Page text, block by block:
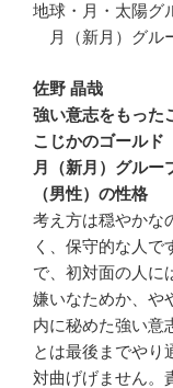
地球・月・太陽グ
月（新月）グル
佐野 晶哉
強い意志をもった
こじかのゴールド
月（新月）グルー
（男性）の性格
考え方は穏やかな
く、保守的な人
で、初対面の人に
嫌いなためか、や
内に秘めた強い意
とは最後までやり
対曲げげません。